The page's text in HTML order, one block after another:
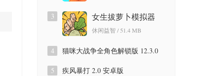
3
女生拔萝卜模拟器
1.0.2 安卓版
休闲益智 / 51.4 MB
4
猫咪大战争全角色解锁版 12.3.0
5
疾风暴打 2.0 安卓版